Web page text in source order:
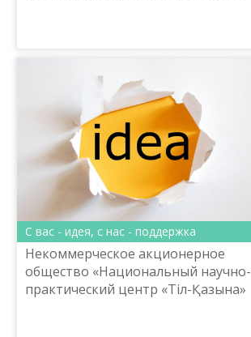
С вас - идея, с нас - поддержка
Некоммерческое акционерное
общество «Национальный научно-
практический центр «Тіл-Қазына»